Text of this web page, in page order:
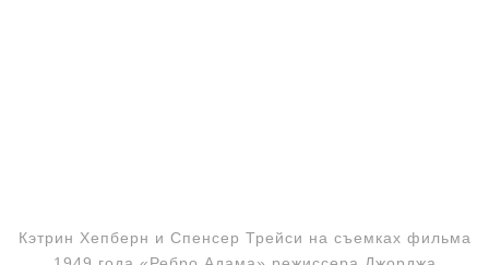
Кэтрин Хепберн и Спенсер Трейси на съемках фильма